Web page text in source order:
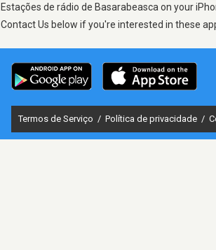
Estações de rádio de Basarabeasca on your
Contact Us below if you're interested in these
Termos de Serviço / Política de privacidade /